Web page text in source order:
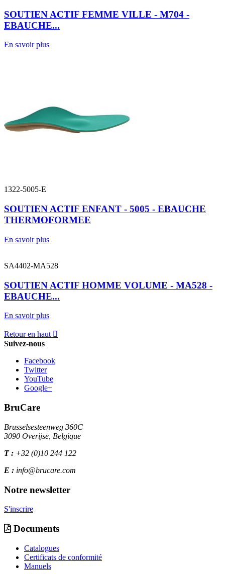
SOUTIEN ACTIF FEMME VILLE - M704 -
EBAUCHE...
En savoir plus
1322-5005-E
SOUTIEN ACTIF ENFANT - 5005 - EBAUCHE
THERMOFORMEE
En savoir plus
SA4402-MA528
SOUTIEN ACTIF HOMME VOLUME - MA528 -
EBAUCHE...
En savoir plus
Retour en haut 
Suivez-nous
Facebook
Twitter
YouTube
Google+
BruCare
Brusselsesteenweg 360C
3090 Overijse, Belgique
T : +32 (0)10 244 122
E : info@brucare.com
Notre newsletter
S'inscrire
Documents
Catalogues
Certificats de conformité
Manuels